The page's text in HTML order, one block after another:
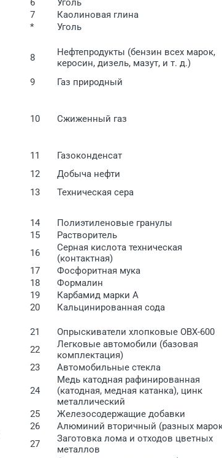
6
Уголь
7
Каолиновая глина
*
Уголь
8
Нефтепродукты (бензин всех марок,
керосин, дизель, мазут, и т. д.)
9 Газ природный
10
Сжиженный газ
11 Газоконденсат
12
Добыча нефти
13 Техническая сера
14
Полиэтиленовые гранулы
15 Растворитель
16
Серная кислота техническая
(контактная)
17
Фосфоритная мука
18
Формалин
19
Карбамид марки А
20
Кальцинированная сода
21
Опрыскиватели хлопковые ОВХ-600
22
Легковые автомобили (базовая
комплектация)
23 Автомобильные стекла
24
Медь катодная рафинированная
(катодная, медная катанка), цинк
металлический
25
Железосодержащие добавки
26
Алюминий вторичный (разных
27
Заготовка лома и отходов цветных
металлов